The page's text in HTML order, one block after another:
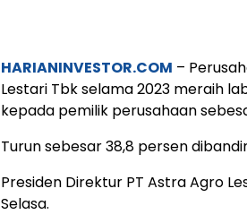
HARIANINVESTOR.COM –
Lestari Tbk selama 2023 meraih
kepada pemilik perusahaan
Turun sebesar 38,8 persen
Presiden Direktur PT Astra Agro
Selasa.